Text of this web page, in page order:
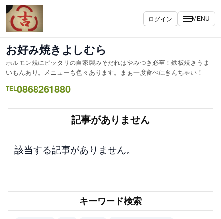
内
容
を
キ
ッ
プ
ログイン MENU
お好み焼きよしむら
ホルモン焼にピッタリの自家製みそだれはやみつき必至！鉄板焼きうま
いもんあり。メニューも色々あります。まぁ一度食べにきんちゃい！
TEL0868261880
記事がありません
該当する記事がありません。
キーワード検索